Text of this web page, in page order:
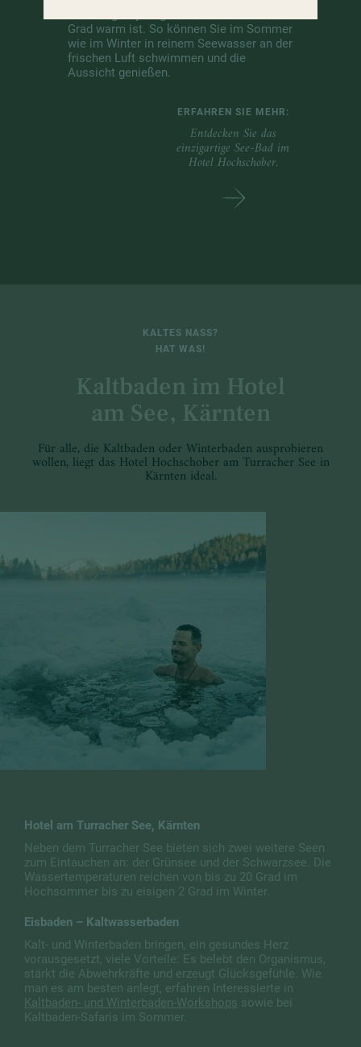
ERFAHREN SIE MEHR:
Entdecken Sie das
einzigartige See-Bad im
Hotel Hochschober.
Grad warm ist. So können Sie im Sommer
wie im Winter in reinem Seewasser an der
frischen Luft schwimmen und die
Aussicht genießen.
KALTES NASS?
HAT WAS!
Kaltbaden im Hotel
am See, Kärnten
Für alle, die Kaltbaden oder Winterbaden ausprobieren
wollen, liegt das Hotel Hochschober am Turracher See in
Kärnten ideal.
Hotel am Turracher See, Kärnten
Neben dem Turracher See bieten sich zwei weitere Seen
zum Eintauchen an: der Grünsee und der Schwarzsee. Die
Wassertemperaturen reichen von bis zu 20 Grad im
Hochsommer bis zu eisigen 2 Grad im Winter.
Eisbaden – Kaltwasserbaden
Kalt- und Winterbaden bringen, ein gesundes Herz
vorausgesetzt, viele Vorteile: Es belebt den Organismus,
stärkt die Abwehrkräfte und erzeugt Glücksgefühle. Wie
man es am besten anlegt, erfahren Interessierte in
Kaltbaden- und Winterbaden-Workshops sowie bei
Kaltbaden-Safaris im Sommer.